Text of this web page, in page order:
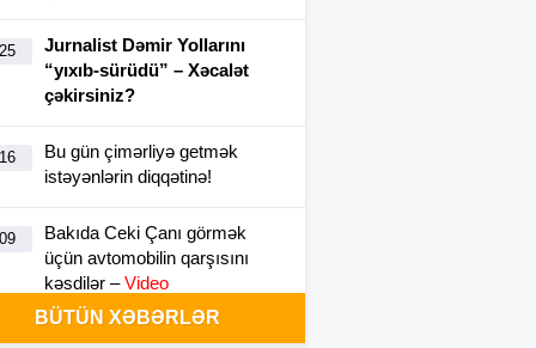
Jurnalist Dəmir Yollarını
“yıxıb-sürüdü” – Xəcalət
çəkirsiniz?
Bu gün çimərliyə getmək
istəyənlərin diqqətinə!
Bakıda Ceki Çanı görmək
üçün avtomobilin qarşısını
kəsdilər –Video
Pensiyalar bu tarixdə
BÜTÜN XƏBƏRLƏR